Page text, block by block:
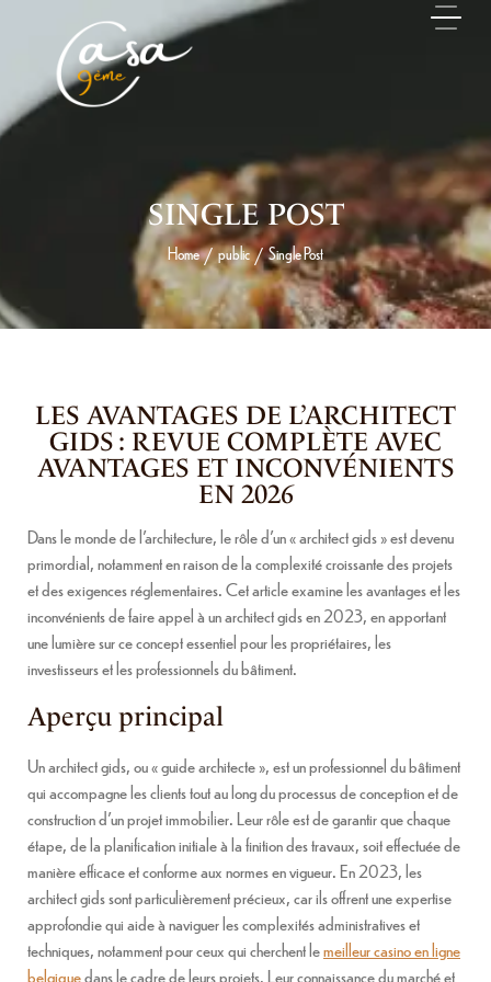
SINGLE POST
Home / public / Single Post
LES AVANTAGES DE L’ARCHITECT
GIDS : REVUE COMPLÈTE AVEC
AVANTAGES ET INCONVÉNIENTS
EN 2026
Dans le monde de l’architecture, le rôle d’un « architect gids » est devenu
primordial, notamment en raison de la complexité croissante des projets
et des exigences réglementaires. Cet article examine les avantages et les
inconvénients de faire appel à un architect gids en 2023, en apportant
une lumière sur ce concept essentiel pour les propriétaires, les
investisseurs et les professionnels du bâtiment.
Aperçu principal
Un architect gids, ou « guide architecte », est un professionnel du bâtiment
qui accompagne les clients tout au long du processus de conception et de
construction d’un projet immobilier. Leur rôle est de garantir que chaque
étape, de la planification initiale à la finition des travaux, soit effectuée de
manière efficace et conforme aux normes en vigueur. En 2023, les
architect gids sont particulièrement précieux, car ils offrent une expertise
approfondie qui aide à naviguer les complexités administratives et
techniques, notamment pour ceux qui cherchent lemeilleur casino en ligne
belgiquedans le cadre de leurs projets. Leur connaissance du marché et